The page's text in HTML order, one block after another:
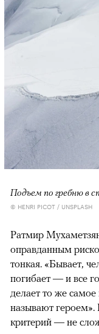
Подъем по гребню в
© HENRI PICOT / UNSPLASH
Ратмир
оправданным
тонкая. «Бывает,
погибает — и все
делает то же
называют героем».
критерий — не